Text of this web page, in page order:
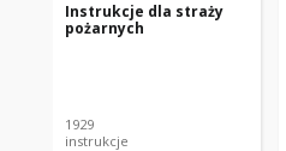
Instrukcje dla straży
pożarnych
1929
instrukcje